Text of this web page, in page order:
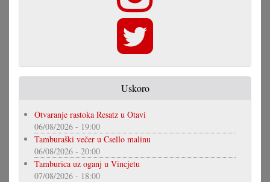
Uskoro
Otvaranje rastoka Resatz u Otavi
06/08/2026 - 19:00
Tamburaški večer u Csello malinu
06/08/2026 - 20:00
Tamburica uz oganj u Vincjetu
07/08/2026 - 18:00